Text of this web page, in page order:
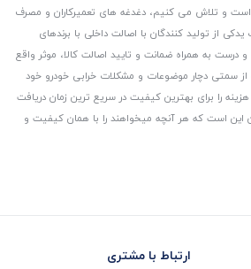
است و تلاش می کنیم، دغدغه های تعمیرکاران و مصرف
از تولید کنندگان با اصالت داخلی با برندهای
به همراه ضمانت و تایید اصالت کالا، موثر واقع
سمتی دچار موضوعات و مشکلات خرابی خودرو خود
را برای بهترین کیفیت در سریع ترین زمان دریافت
این است که هر آنچه میخواهند را با همان کیفیت و
ارتباط با مشتری